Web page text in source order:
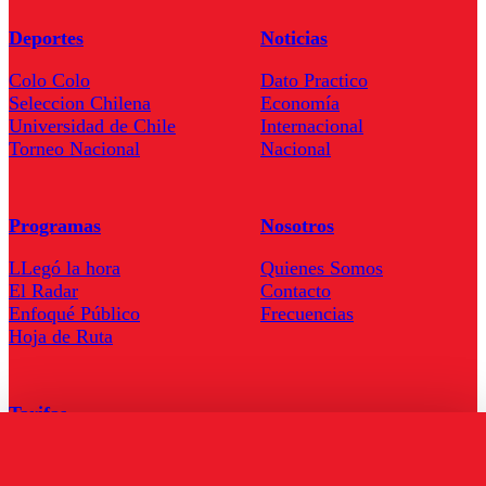
Deportes
Colo Colo
Seleccion Chilena
Universidad de Chile
Torneo Nacional
Noticias
Dato Practico
Economía
Internacional
Nacional
Programas
LLegó la hora
El Radar
Enfoqué Público
Hoja de Ruta
Nosotros
Quienes Somos
Contacto
Frecuencias
Tarifas